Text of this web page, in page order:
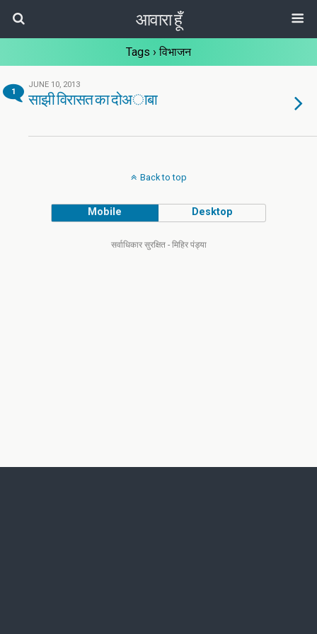
आवारा हूँ
Tags › विभाजन
1
JUNE 10, 2013
साझी विरासत का दोअाबा
Back to top
Mobile Desktop
सर्वाधिकार सुरक्षित - मिहिर पंड्या